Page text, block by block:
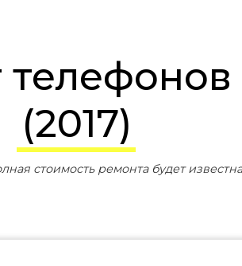
(2017)
стоимость ремонта будет